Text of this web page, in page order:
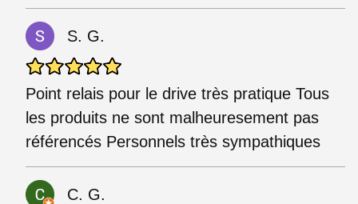
S. G.
Point relais pour le drive très pratique Tous
les produits ne sont malheuresement pas
référencés Personnels très sympathiques
C. G.